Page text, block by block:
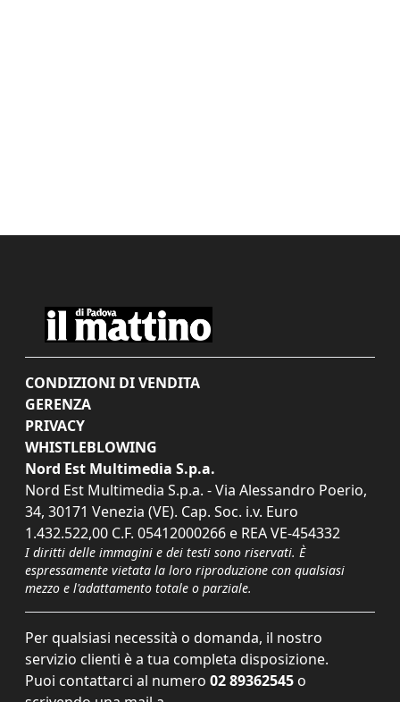
CONDIZIONI DI VENDITA
GERENZA
PRIVACY
WHISTLEBLOWING
Nord Est Multimedia S.p.a.
Nord Est Multimedia S.p.a. - Via Alessandro Poerio,
34, 30171 Venezia (VE). Cap. Soc. i.v. Euro
1.432.522,00 C.F. 05412000266 e REA VE-454332
I diritti delle immagini e dei testi sono riservati. È
espressamente vietata la loro riproduzione con qualsiasi
mezzo e l'adattamento totale o parziale.
Per qualsiasi necessità o domanda, il nostro
servizio clienti è a tua completa disposizione.
Puoi contattarci al numero 02 89362545 o